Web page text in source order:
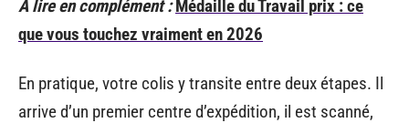
A lire en complément : Médaille du Travail prix : ce
que vous touchez vraiment en 2026
En pratique, votre colis y transite entre deux étapes. Il
arrive d’un premier centre d’expédition, il est scanné,